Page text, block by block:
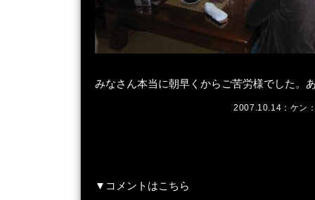
みなさん本当に朝早くからご苦労様でした。
2007.10.14： ケン
▼コメントはこちら